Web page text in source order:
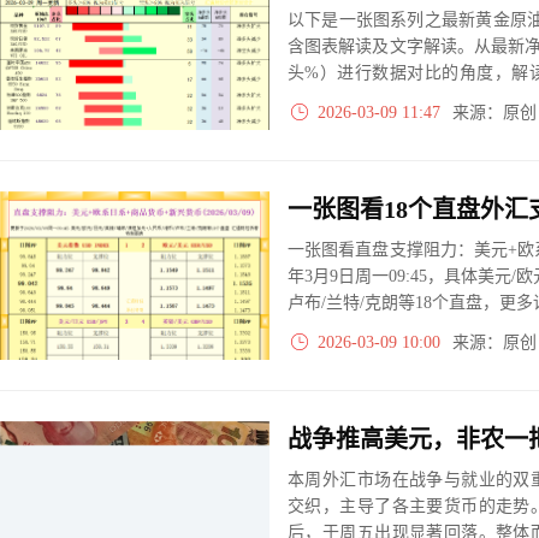
以下是一张图系列之最新黄金原
含图表解读及文字解读。从最新
头%）进行数据对比的角度，解
大、净多头减小、净空头无变
实际数据对比结果对应展示其中
2026-03-09 11:47 来源：原
一张图看直盘支撑阻力：美元+
年3月9日周一09:45，具体美元/
卢布/兰特/克朗等18个直盘，更
2026-03-09 10:00 来源：原
本周外汇市场在战争与就业的双
交织，主导了各主要货币的走
后，于周五出现显著回落。整